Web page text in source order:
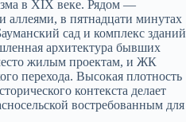
в XIX веке. Рядом —
аллеями, в пятнадцати минутах
сад и комплекс зданий
архитектура бывших
жилым проектам, и ЖК
перехода. Высокая плотность
контекста делает
востребованным для